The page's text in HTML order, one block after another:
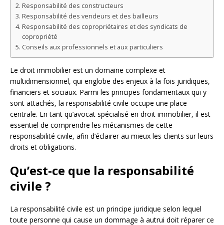
Responsabilité des constructeurs
Responsabilité des vendeurs et des bailleurs
Responsabilité des copropriétaires et des syndicats de
copropriété
Conseils aux professionnels et aux particuliers
Le droit immobilier est un domaine complexe et
multidimensionnel, qui englobe des enjeux à la fois juridiques,
financiers et sociaux. Parmi les principes fondamentaux qui y
sont attachés, la responsabilité civile occupe une place
centrale. En tant qu’avocat spécialisé en droit immobilier, il est
essentiel de comprendre les mécanismes de cette
responsabilité civile, afin d’éclairer au mieux les clients sur leurs
droits et obligations.
Qu’est-ce que la responsabilité
civile ?
La responsabilité civile est un principe juridique selon lequel
toute personne qui cause un dommage à autrui doit réparer ce